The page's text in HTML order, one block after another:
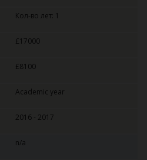
Кол-во лет: 1
£17000
£8100
Academic year
2016 - 2017
n/a